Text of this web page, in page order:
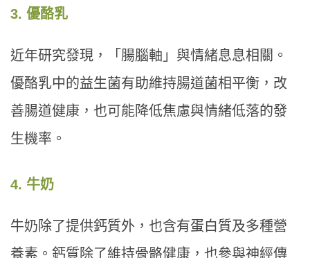
3. 優酪乳
近年研究發現，「腸腦軸」與情緒息息相關。
優酪乳中的益生菌有助維持腸道菌相平衡，改
善腸道健康，也可能降低焦慮與情緒低落的發
生機率。
4. 牛奶
牛奶除了提供鈣質外，也含有蛋白質及多種營
養素。鈣質除了維持骨骼健康，也參與神經傳